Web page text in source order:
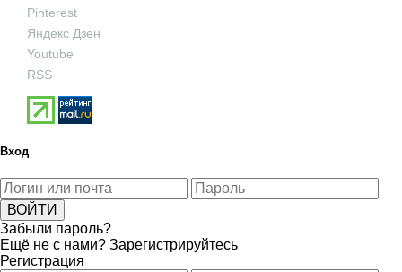
Pinterest
Яндекс Дзен
Youtube
RSS
Вход
Забыли пароль?
Ещё не с нами? Зарегистрируйтесь
Регистрация